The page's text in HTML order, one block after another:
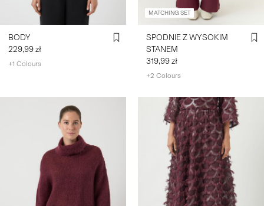
BODY
229,99 zł
+1 Colours
MATCHING SET
SPODNIE Z WYSOKIM
STANEM
319,99 zł
+2 Colours